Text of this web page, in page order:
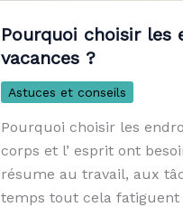
Pourquoi choisir
vacances ?
Astuces et conseils
Pourquoi choisir les
corps et l’ esprit ont
résume au travail, aux
temps tout cela fatiguent